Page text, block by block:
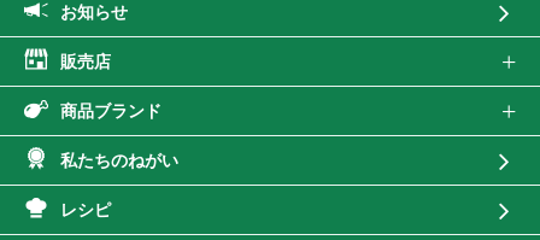
お知らせ
販売店
商品ブランド
私たちのねがい
レシピ